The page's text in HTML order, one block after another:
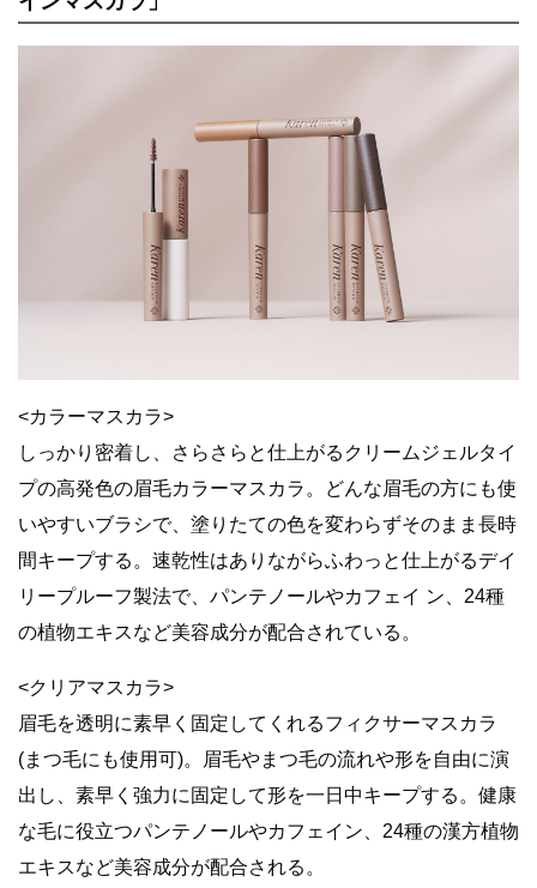
<カラーマスカラ>
しっかり密着し、さらさらと仕上がるクリームジェルタイ
プの高発色の眉毛カラーマスカラ。どんな眉毛の方にも使
いやすいブラシで、塗りたての色を変わらずそのまま長時
間キープする。速乾性はありながらふわっと仕上がるデイ
リープルーフ製法で、パンテノールやカフェイ ン、24種
の植物エキスなど美容成分が配合されている。
<クリアマスカラ>
眉毛を透明に素早く固定してくれるフィクサーマスカラ
(まつ毛にも使用可)。眉毛やまつ毛の流れや形を自由に演
出し、素早く強力に固定して形を一日中キープする。健康
な毛に役立つパンテノールやカフェイン、24種の漢方植物
エキスなど美容成分が配合される。